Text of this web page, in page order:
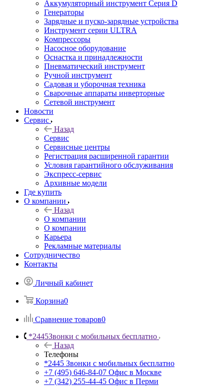
Аккумуляторный инструмент Серия D
Генераторы
Зарядные и пуско-зарядные устройства
Инструмент серии ULTRA
Компрессоры
Насосное оборудование
Оснастка и принадлежности
Пневматический инструмент
Ручной инструмент
Садовая и уборочная техника
Сварочные аппараты инверторные
Сетевой инструмент
Новости
Сервис
Назад
Сервис
Сервисные центры
Регистрация расширенной гарантии
Условия гарантийного обслуживания
Экспресс-сервис
Архивные модели
Где купить
О компании
Назад
О компании
О компании
Карьера
Рекламные материалы
Сотрудничество
Контакты
Личный кабинет
Корзина0
Сравнение товаров0
*2445Звонки с мобильных бесплатно
Назад
Телефоны
*2445 Звонки с мобильных бесплатно
+7 (495) 646-84-07 Офис в Москве
+7 (342) 255-44-45 Офис в Перми